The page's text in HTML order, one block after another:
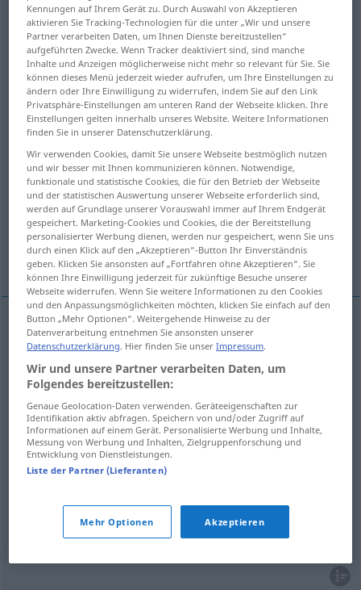
Übersicht aller Übersetzungen
(Für mehr Details die Übersetzung anklicken/antippen)
caerse bajar, caer
caer, morir, muerto en la guerra
caer, capitular suprimirse
oírse, producirse mencionarse
ser tomado Weitere Beispiele...
caer(se) fallenallgemein
bajar,caer fallenPreise, Kurse, Temperatur
morir fallenSoldat
(en la guerra) fallen
Kennungen auf Ihrem Gerät zu. Durch Auswahl von Akzeptieren
aktivieren Sie Tracking-Technologien für die unter „Wir und unsere
Partner verarbeiten Daten, um Ihnen Dienste bereitzustellen“
aufgeführten Zwecke. Wenn Tracker deaktiviert sind, sind manche
Inhalte und Anzeigen möglicherweise nicht mehr so relevant für Sie. Sie
können dieses Menü jederzeit wieder aufrufen, um Ihre Einstellungen zu
ändern oder Ihre Einwilligung zu widerrufen, indem Sie auf den Link
Privatsphäre-Einstellungen am unteren Rand der Webseite klicken. Ihre
Einstellungen gelten innerhalb unseres Website. Weitere Informationen
finden Sie in unserer Datenschutzerklärung.
Wir verwenden Cookies, damit Sie unsere Webseite bestmöglich nutzen
und wir besser mit Ihnen kommunizieren können. Notwendige,
funktionale und statistische Cookies, die für den Betrieb der Webseite
und der statistischen Auswertung unserer Webseite erforderlich sind,
werden auf Grundlage unserer Vorauswahl immer auf Ihrem Endgerät
gespeichert. Marketing-Cookies und Cookies, die der Bereitstellung
personalisierter Werbung dienen, werden nur gespeichert, wenn Sie uns
durch einen Klick auf den „Akzeptieren“-Button Ihr Einverständnis
geben. Klicken Sie ansonsten auf „Fortfahren ohne Akzeptieren“. Sie
können Ihre Einwilligung jederzeit für zukünftige Besuche unserer
Webseite widerrufen. Wenn Sie weitere Informationen zu den Cookies
und den Anpassungsmöglichkeiten möchten, klicken Sie einfach auf den
Button „Mehr Optionen“. Weitergehende Hinweise zu der
Datenverarbeitung entnehmen Sie ansonsten unserer
Datenschutzerklärung. Hier finden Sie unserImpressum.
Wir und unsere Partner verarbeiten Daten, um
Folgendes bereitzustellen:
Genaue Geolocation-Daten verwenden. Geräteeigenschaften zur
Identifikation aktiv abfragen. Speichern von und/oder Zugriff auf
Informationen auf einem Gerät. Personalisierte Werbung und Inhalte,
Messung von Werbung und Inhalten, Zielgruppenforschung und
Entwicklung von Dienstleistungen.
Liste der Partner (Lieferanten)
Mehr Optionen Akzeptieren